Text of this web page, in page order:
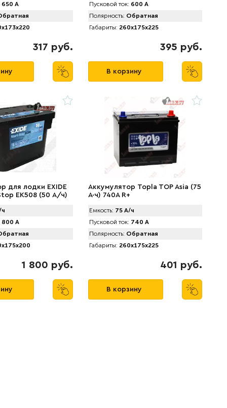
650 А
317 руб.
Пусковой ток: 600 А
Полярность: Обратная
Габариты: 260x175x225
395 руб.
В корзину
для лодки EXIDE
EK508 (50 А/ч)
800 А
1 800 руб.
Аккумулятор Topla TOP Asia (75
А·ч) 740A R+
Емкость: 75 А/ч
Пусковой ток: 740 А
Полярность: Обратная
Габариты: 260x175x225
401 руб.
В корзину